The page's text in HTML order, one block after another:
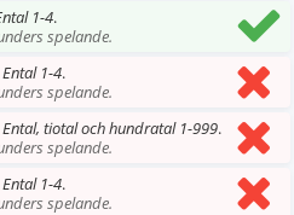
1-4.
spelande.
Ental 1-4.
spelande.
tiotal och hundratal 1-999.
spelande.
Ental 1-4.
spelande.